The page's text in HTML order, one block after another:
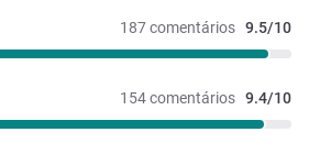
187 comentários 9.5/10
154 comentários 9.4/10